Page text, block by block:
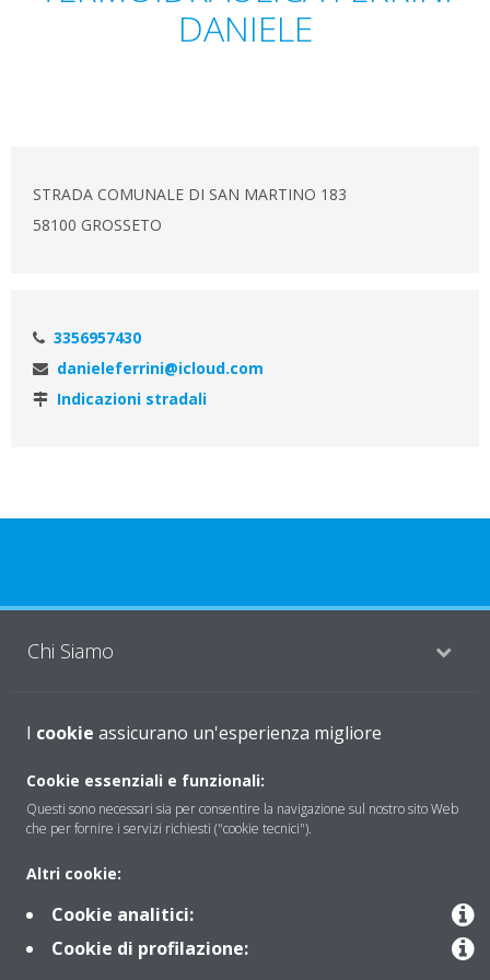
DANIELE
STRADA COMUNALE DI SAN MARTINO 183
58100 GROSSETO
3356957430
danieleferrini@icloud.com
Indicazioni stradali
Chi Siamo
Soluzioni
Contattaci
Periodo di supporto definito
Politica di segnalazione e divulgazione delle vulnerabilità del
Gruppo Daikin Europe
I cookie assicurano un'esperienza migliore
Cookie essenziali e funzionali:
Questi sono necessari sia per consentire la navigazione sul nostro sito Web
che per fornire i servizi richiesti ("cookie tecnici").
Altri cookie:
Cookie analitici:
Cookie di profilazione: